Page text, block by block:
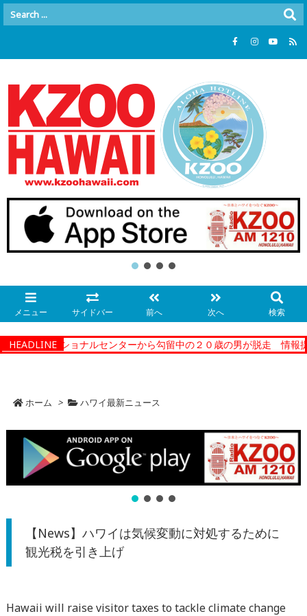
メニュー サイドバー 前へ 次へ 検索
HEADLINE
ーコレクショナルセンターから勾留中の２０歳の男が脱走 情報提
ホーム > ハワイ最新ニュース
【News】ハワイは気候変動に対処するために
観光税を引き上げ
Hawaii will raise visitor taxes to tackle climate change